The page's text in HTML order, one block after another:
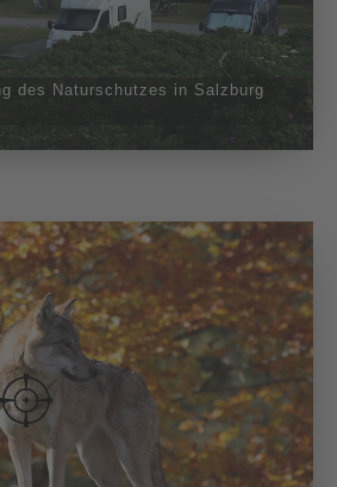
des Naturschutzes in Salzburg